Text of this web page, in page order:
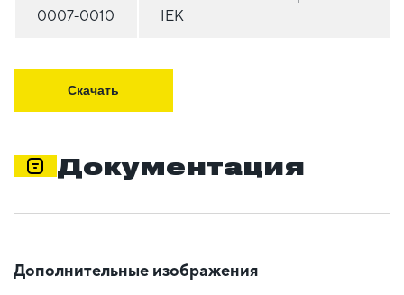
0007-0010
IEK
Скачать
Документация
Дополнительные изображения